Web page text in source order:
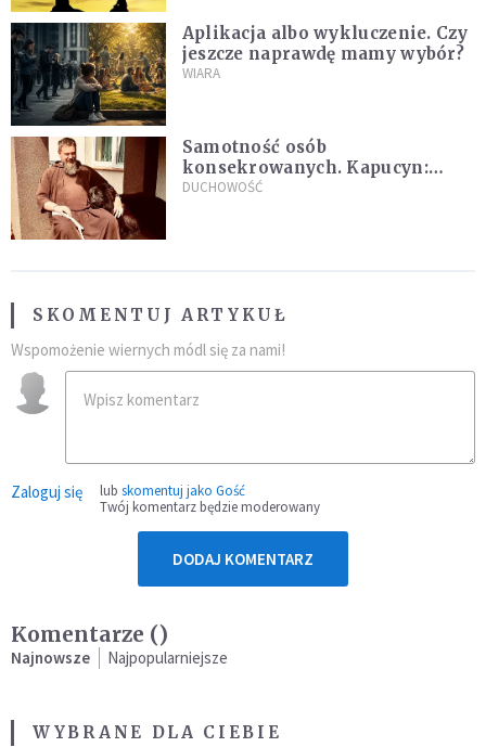
Aplikacja albo wykluczenie. Czy
jeszcze naprawdę mamy wybór?
WIARA
Samotność osób
konsekrowanych. Kapucyn:
Życie w pojedynkę rzadko jest
DUCHOWOŚĆ
SKOMENTUJ ARTYKUŁ
Wspomożenie wiernych módl się za nami!
Zaloguj się lub skomentuj jako Gość
Twój komentarz będzie moderowany
DODAJ KOMENTARZ
Komentarze ()
Najnowsze Najpopularniejsze
WYBRANE DLA CIEBIE